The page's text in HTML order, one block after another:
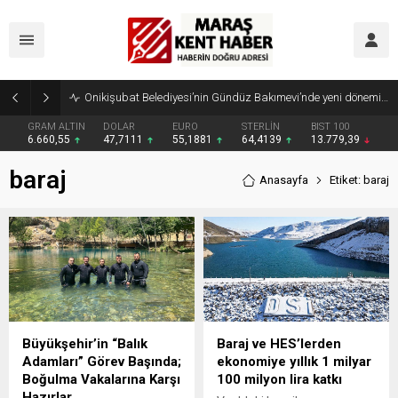
Onikişubat Belediyesi’nin Gündüz Bakımevi’nde yeni dönemin ön kayıtları başladı
GRAM ALTIN
6.660,55
DOLAR
47,7111
EURO
55,1881
STERLİN
64,4139
BIST 100
13.779,39
baraj Anasayfa Etiket: baraj
Büyükşehir’in “Balık
Adamları” Görev Başında;
Boğulma Vakalarına Karşı
Baraj ve HES’lerden
ekonomiye yıllık 1 milyar
100 milyon lira katkı